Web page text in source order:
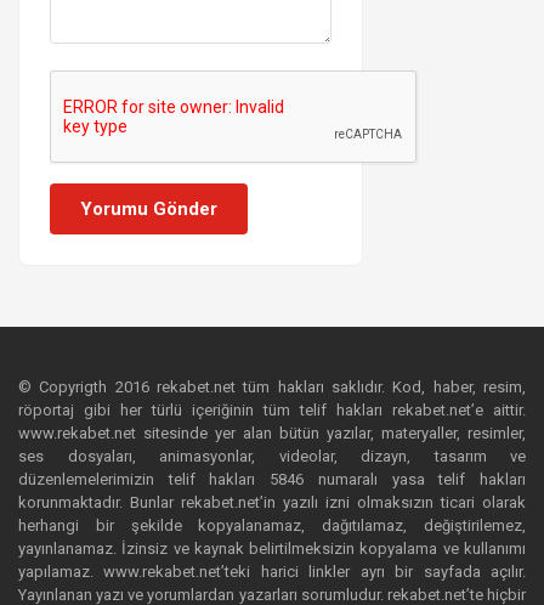
Yorumu Gönder
© Copyrigth 2016 rekabet.net tüm hakları saklıdır. Kod, haber, resim,
röportaj gibi her türlü içeriğinin tüm telif hakları rekabet.net’e aittir.
www.rekabet.net sitesinde yer alan bütün yazılar, materyaller, resimler,
ses dosyaları, animasyonlar, videolar, dizayn, tasarım ve
düzenlemelerimizin telif hakları 5846 numaralı yasa telif hakları
korunmaktadır. Bunlar rekabet.net’in yazılı izni olmaksızın ticari olarak
herhangi bir şekilde kopyalanamaz, dağıtılamaz, değiştirilemez,
yayınlanamaz. İzinsiz ve kaynak belirtilmeksizin kopyalama ve kullanımı
yapılamaz. www.rekabet.net’teki harici linkler ayrı bir sayfada açılır.
Yayınlanan yazı ve yorumlardan yazarları sorumludur. rekabet.net’te hiçbir